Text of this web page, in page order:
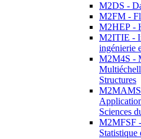
M2DS -
M2FM -
M2HEP -
M2ITIE -
ingénierie
M2M4S -
Structures
Sciences
M2MFSF
Statistique